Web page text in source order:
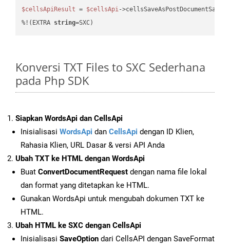
$cellsApiResult = $cellsApi-
%!(EXTRA string=SXC)
Konversi TXT Files to SXC Sederhana
pada Php SDK
Siapkan WordsApi dan CellsApi
Inisialisasi WordsApi dan CellsApi dengan ID Klien,
Rahasia Klien, URL Dasar & versi API Anda
Ubah TXT ke HTML dengan WordsApi
Buat ConvertDocumentRequest dengan nama file lokal
dan format yang ditetapkan ke HTML.
Gunakan WordsApi untuk mengubah dokumen TXT ke
HTML.
Ubah HTML ke SXC dengan CellsApi
Inisialisasi SaveOption dari CellsAPI dengan SaveFormat